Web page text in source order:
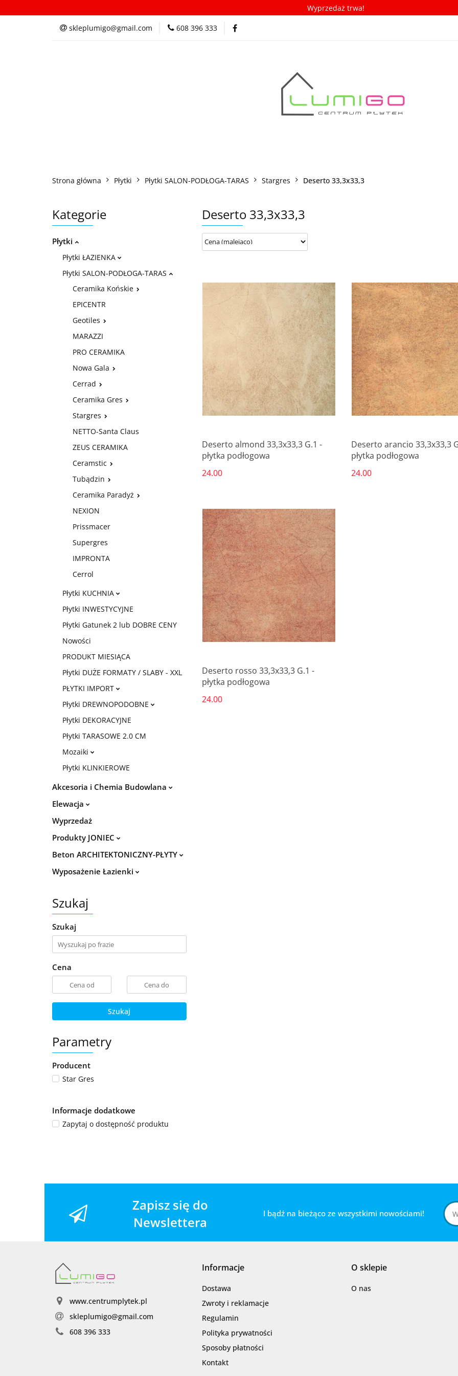
Wyprzedaż trwa!
skleplumigo@gmail.com 608 396 333
Kategorie Inspiracje Porady/ABC płytek Nowości
Strona główna Płytki Płytki SALON-PODŁOGA-TARAS Stargres Deserto 33,3x33,3
Kategorie
Płytki
Płytki ŁAZIENKA
Płytki SALON-PODŁOGA-TARAS
Ceramika Końskie
EPICENTR
Geotiles
MARAZZI
PRO CERAMIKA
Nowa Gala
Cerrad
Ceramika Gres
Stargres
NETTO-Santa Claus
ZEUS CERAMIKA
Ceramstic
Tubądzin
Ceramika Paradyż
NEXION
Prissmacer
Supergres
IMPRONTA
Cerrol
Płytki KUCHNIA
Płytki INWESTYCYJNE
Płytki Gatunek 2 lub DOBRE CENY
Nowości
PRODUKT MIESIĄCA
Płytki DUŻE FORMATY / SLABY - XXL
PŁYTKI IMPORT
Płytki DREWNOPODOBNE
Płytki DEKORACYJNE
Płytki TARASOWE 2.0 CM
Mozaiki
Płytki KLINKIEROWE
Akcesoria i Chemia Budowlana
Elewacja
Wyprzedaż
Produkty JONIEC
Beton ARCHITEKTONICZNY-PŁYTY
Wyposażenie Łazienki
Szukaj
Szukaj
Cena
Szukaj
Parametry
Producent
Star Gres
Informacje dodatkowe
Zapytaj o dostępność produktu
Deserto 33,3x33,3
Produkt niedostępny
Deserto almond 33,3x33,3 G.1 -
płytka podłogowa
24.00
Produkt niedostępny
Deserto arancio 33,3x33,3
płytka podłogowa
24.00
Produkt niedostępny
Deserto rosso 33,3x33,3 G.1 -
płytka podłogowa
24.00
Zapisz się do
Newslettera
I bądź na bieżąco ze wszystkimi nowościami!
www.centrumplytek.pl
skleplumigo@gmail.com
608 396 333
Informacje
Dostawa
Zwroty i reklamacje
Regulamin
Polityka prywatności
Sposoby płatności
Kontakt
O sklepie
O nas